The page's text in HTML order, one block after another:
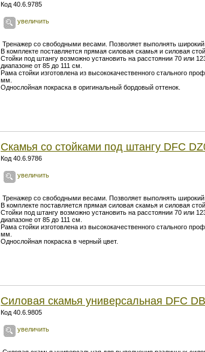
Код 40.6.9785
увеличить
Тренажер со свободными весами. Позволяет выполнять широкий
В комплекте поставляется прямая силовая скамья и силовая
Стойки под штангу возможно установить на расстоянии 70 или
диапазоне от 85 до 111 см.
Рама стойки изготовлена из высококачественного стального
мм.
Однослойная покраска в оригинальный бордовый оттенок.
Скамья со стойками под штангу DFC
Код 40.6.9786
увеличить
Тренажер со свободными весами. Позволяет выполнять широкий
В комплекте поставляется прямая силовая скамья и силовая
Стойки под штангу возможно установить на расстоянии 70 или
диапазоне от 85 до 111 см.
Рама стойки изготовлена из высококачественного стального
мм.
Однослойная покраска в черный цвет.
Силовая скамья универсальная DFC
Код 40.6.9805
увеличить